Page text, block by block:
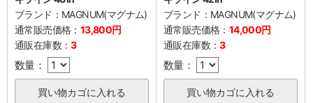
ブランド： MAGNUM(マグナム)
通常販売価格： 13,800円
通販在庫数：3
数量：
ブランド： MAGNUM(マグナム)
通常販売価格： 14,000円
通販在庫数：3
数量：